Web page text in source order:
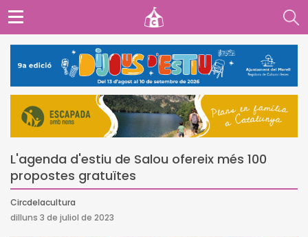
L'agenda d'estiu de Salou ofereix més 100
propostes gratuïtes
Circdelacultura
dilluns 3 de juliol de 2023